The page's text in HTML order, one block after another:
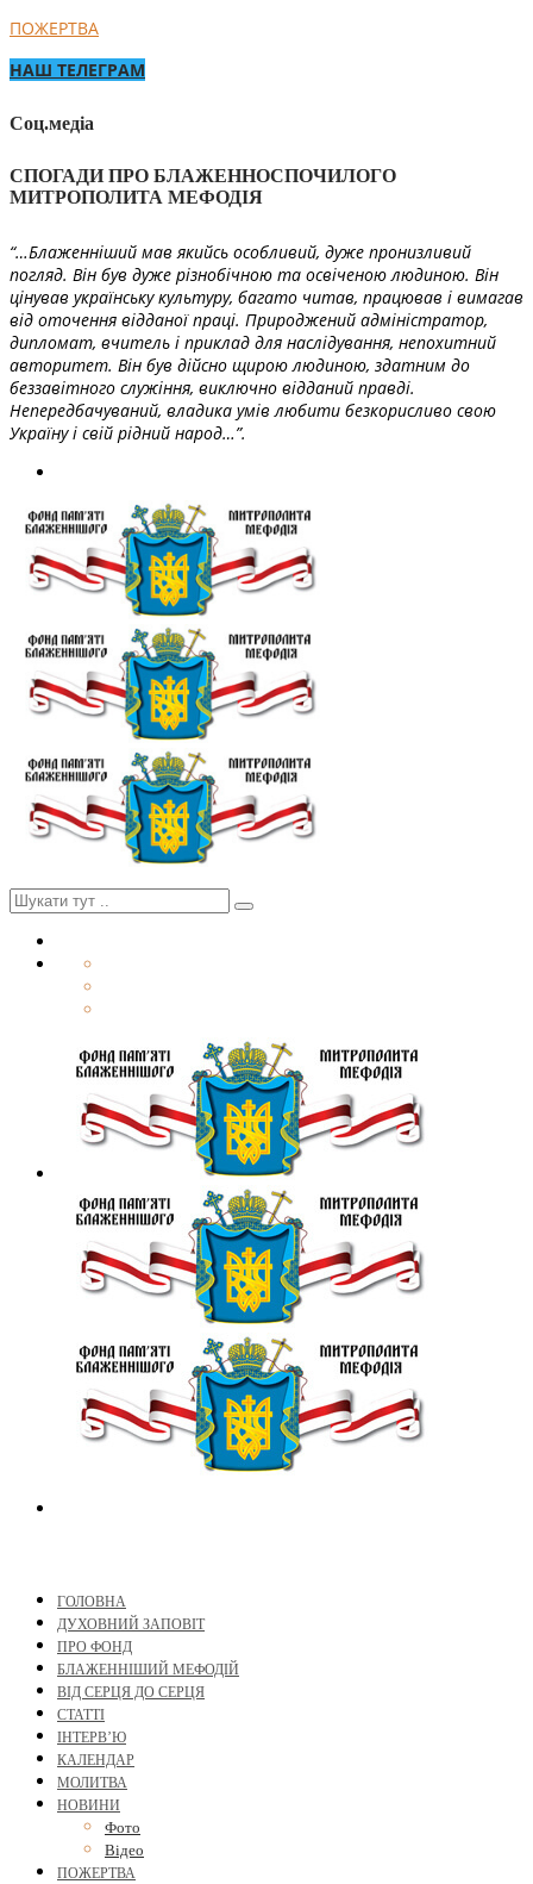
ПОЖЕРТВА
НАШ ТЕЛЕГРАМ
Соц.медіа
СПОГАДИ ПРО БЛАЖЕННОСПОЧИЛОГО
МИТРОПОЛИТА МЕФОДІЯ
“…Блаженніший мав якийсь особливий, дуже пронизливий
погляд. Він був дуже різнобічною та освіченою людиною. Він
цінував українську культуру, багато читав, працював і вимагав
від оточення відданої праці. Природжений адміністратор,
дипломат, вчитель і приклад для наслідування, непохитний
авторитет. Він був дійсно щирою людиною, здатним до
беззавітного служіння, виключно відданий правді.
Непередбачуваний, владика умів любити безкорисливо свою
Україну і свій рідний народ…”.
ГОЛОВНА
ДУХОВНИЙ ЗАПОВІТ
ПРО ФОНД
БЛАЖЕННІШИЙ МЕФОДІЙ
ВІД СЕРЦЯ ДО СЕРЦЯ
СТАТТІ
ІНТЕРВ’Ю
КАЛЕНДАР
МОЛИТВА
НОВИНИ
Фото
Відео
ПОЖЕРТВА